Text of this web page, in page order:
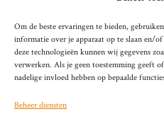
Om de beste ervaringen te bieden,
informatie over je apparaat op te slaan en/
deze technologieën kunnen wij gegevens
verwerken. Als je geen toestemming geeft
nadelige invloed hebben op bepaalde
Beheer diensten
van de
Mei 29,